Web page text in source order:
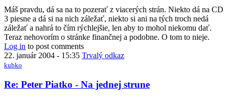
Máš pravdu, dá sa na to pozerať z viacerých strán. Niekto dá na CD
3 piesne a dá si na nich záležať, niekto si ani na tých troch nedá
záležať a nahrá to čím rýchlejšie, len aby to mohol niekomu dať.
Teraz nehovorím o stránke finančnej a podobne. O tom to nieje.
Log in to post comments
22. január 2004 - 15:35 Trvalý odkaz
kubko
Re: Peter Piatko - Na jednej strune